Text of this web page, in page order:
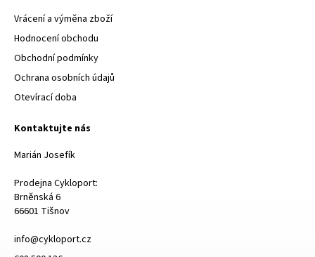
Vrácení a výměna zboží
Hodnocení obchodu
Obchodní podmínky
Ochrana osobních údajů
Otevírací doba
Kontaktujte nás
Marián Josefík
Prodejna Cykloport:
Brněnská 6
66601 Tišnov
info@cykloport.cz